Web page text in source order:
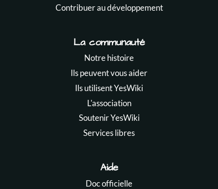
Contribuer au développement
La communauté
Notre histoire
Ils peuvent vous aider
Ils utilisent YesWiki
L'association
Soutenir YesWiki
Services libres
Aide
Doc officielle